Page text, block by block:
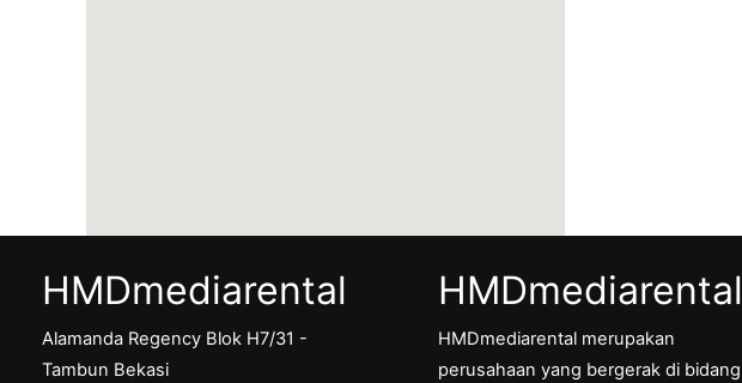
HMDmediarental
Alamanda Regency Blok H7/31 -
Tambun Bekasi
HMDmediarental
HMDmediarental merupakan
perusahaan yang bergerak di bidang